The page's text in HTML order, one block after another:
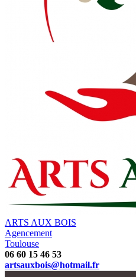
ARTS AUX BOIS
Agencement
Toulouse
06 60 15 46 53
artsauxbois@hotmail.fr